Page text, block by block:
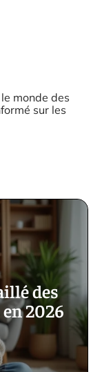
des
2026
monde des
sur les